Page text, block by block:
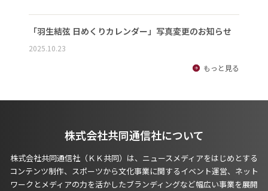
「羽生結弦 日めくりカレンダー」写真変更のお知らせ
2025.10.23
もっと見る
株式会社共同通信社について
株式会社共同通信社（ＫＫ共同）は、ニュースメディアをはじめとする
コンテンツ制作、スポーツから文化事業に関するイベント運営、ネット
ワークとメディアの力を活かしたブランディングなど幅広い事業を展開